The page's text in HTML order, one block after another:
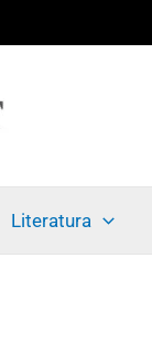
Literatura